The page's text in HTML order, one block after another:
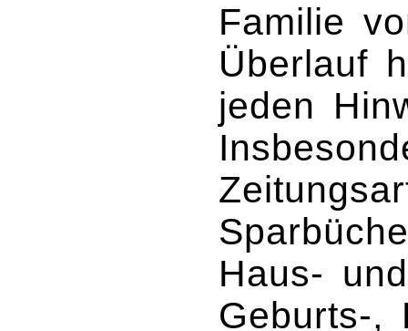
Familie
Überlauf
jeden
Haus-
Geburts-,